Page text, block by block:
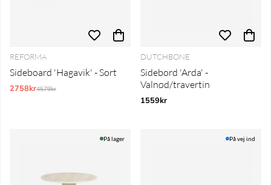
REFORMA
Sideboard 'Hagavik' - Sort
2758krNormalpris:
4579kr
DUTCHBONE
Sidebord 'Arda' -
Valnød/travertin
1559kr
På lager På vej ind